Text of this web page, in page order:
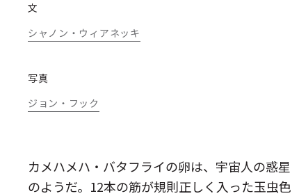
文
シャノン・ウィアネッキ
写真
ジョン・フック
カメハメハ・バタフライの卵は、宇宙人の惑星
のようだ。12本の筋が規則正しく入った玉虫色